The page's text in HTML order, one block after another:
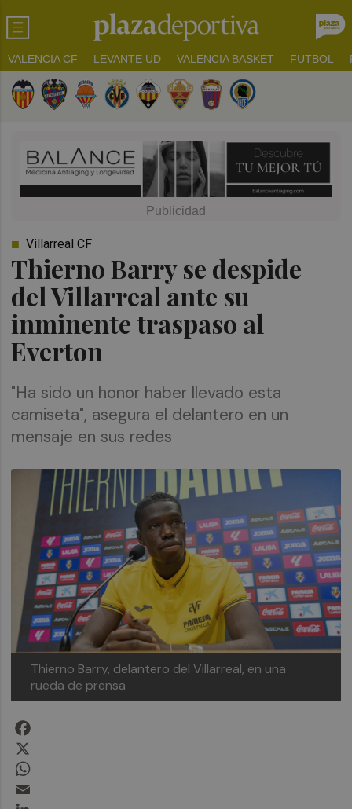
VALENCIA CF LEVANTE UD VALENCIA BASKET FUTBOL
Thierno Barry se despide
del Villarreal ante su
inminente traspaso al
Everton
Villarreal CF
"Ha sido un honor haber llevado esta
camiseta", asegura el delantero en un
mensaje en sus redes
Thierno Barry, delantero del Villarreal, en una
rueda de prensa